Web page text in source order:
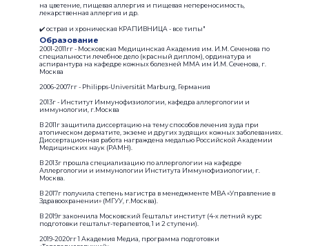
на цветение, пищевая аллергия и пищевая непереносимость,
лекарственная аллергия и др.
✔️ острая и хроническая КРАПИВНИЦА - все типы"
Образование
2001-2011гг - Московская Медицинская Академия им. И.М. Сеченова по
специальности лечебное дело (красный диплом), ординатура и
аспирантура на кафедре кожных болезней ММА им И.М. Сеченова, г.
Москва
2006-2007гг - Philipps-Universität Marburg, Германия
2013г - Институт Иммунофизиологии, кафедра аллергологии и
иммунологии, г.Москва
В 2011г защитила диссертацию на тему способов лечения зуда при
атопическом дерматите, экземе и других зудящих кожных заболеваниях.
Диссертационная работа награждена медалью Российской Академии
Медицинских наук (РАМН).
В 2013г прошла специализацию по аллергологии на кафедре
Аллергологии и иммунологии Института Иммунофизиологии, г.
Москва.
В 2017г получила степень магистра в менеджменте MBA «Управление в
Здравоохранении» (МГУУ, г.Москва).
В 2019г закончила Московский Гештальт институт (4-х летний курс
подготовки гештальт-терапевтов, 1 и 2 ступени).
2019-2020гг 1 Академия Медиа, программа подготовки